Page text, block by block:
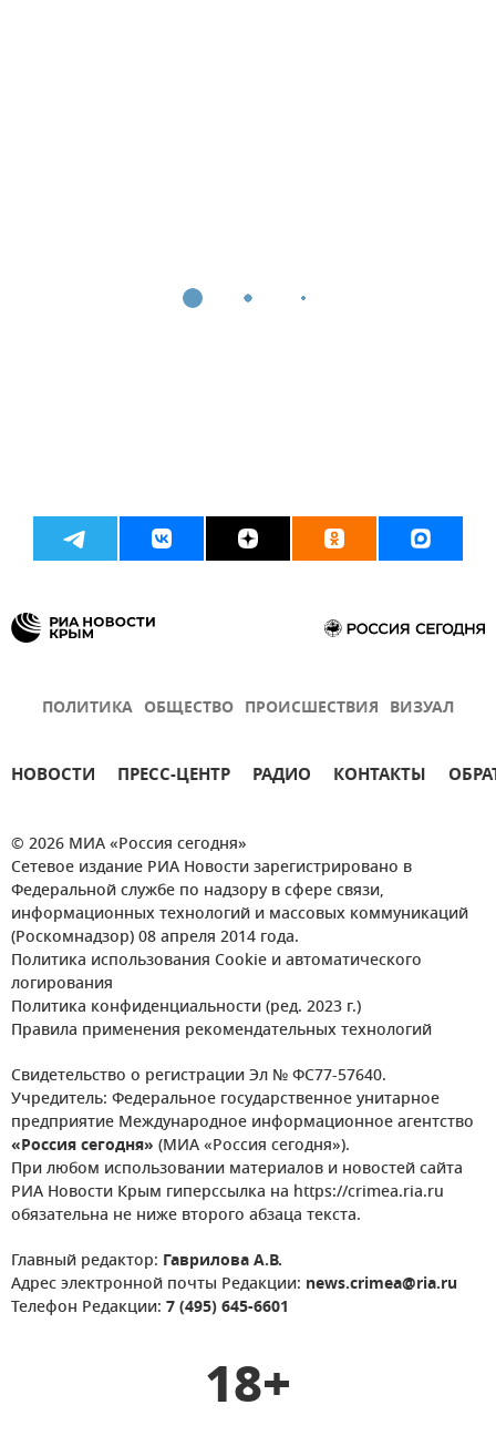
ПОЛИТИКА ОБЩЕСТВО ПРОИСШЕСТВИЯ ВИЗУАЛ
НОВОСТИ ПРЕСС-ЦЕНТР РАДИО КОНТАКТЫ
© 2026 МИА «Россия сегодня»
Сетевое издание РИА Новости зарегистрировано в
Федеральной службе по надзору в сфере связи,
информационных технологий и массовых коммуникаций
(Роскомнадзор) 08 апреля 2014 года.
Политика использования Cookie и автоматического
логирования
Политика конфиденциальности (ред. 2023 г.)
Правила применения рекомендательных технологий
Свидетельство о регистрации Эл № ФС77-57640.
Учредитель: Федеральное государственное унитарное
предприятие Международное информационное агентство
«Россия сегодня» (МИА «Россия сегодня»).
При любом использовании материалов и новостей сайта
РИА Новости Крым гиперссылка на https://crimea.ria.ru
обязательна не ниже второго абзаца текста.
Главный редактор: Гаврилова А.В.
Адрес электронной почты Редакции: news.crimea@ria.ru
Телефон Редакции: 7 (495) 645-6601
18+